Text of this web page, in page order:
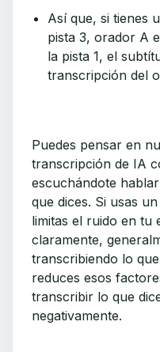
Así que, si tienes
pista 3, orador A
la pista 1, el
transcripción del
Puedes pensar en
transcripción de IA
escuchándote
que dices. Si usas
limitas el ruido en tu
claramente,
transcribiendo lo
reduces esos
transcribir lo que
negativamente.